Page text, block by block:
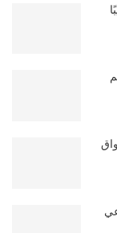
تدشن موسمًا جديدًا بـ5 أسواق